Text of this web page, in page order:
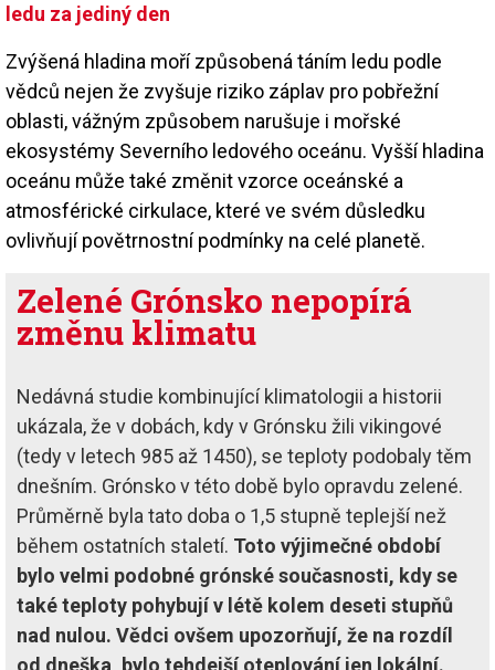
ledu za jediný den
Zvýšená hladina moří způsobená táním ledu podle
vědců nejen že zvyšuje riziko záplav pro pobřežní
oblasti, vážným způsobem narušuje i mořské
ekosystémy Severního ledového oceánu. Vyšší hladina
oceánu může také změnit vzorce oceánské a
atmosférické cirkulace, které ve svém důsledku
ovlivňují povětrnostní podmínky na celé planetě.
Zelené Grónsko nepopírá
změnu klimatu
Nedávná studie kombinující klimatologii a historii
ukázala, že v dobách, kdy v Grónsku žili vikingové
(tedy v letech 985 až 1450), se teploty podobaly těm
dnešním. Grónsko v této době bylo opravdu zelené.
Průměrně byla tato doba o 1,5 stupně teplejší než
během ostatních staletí. Toto výjimečné období
bylo velmi podobné grónské současnosti, kdy se
také teploty pohybují v létě kolem deseti stupňů
nad nulou. Vědci ovšem upozorňují, že na rozdíl
od dneška, bylo tehdejší oteplování jen lokální.